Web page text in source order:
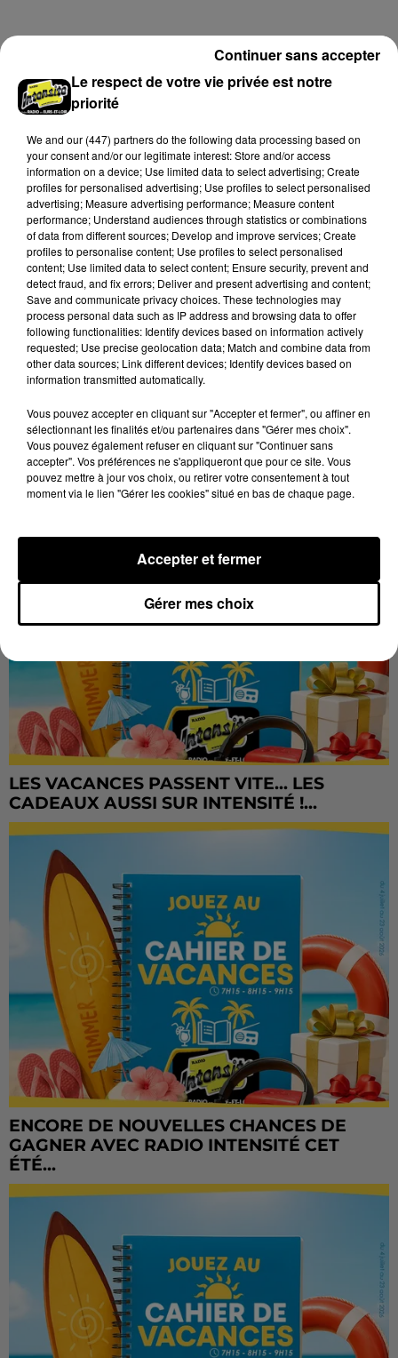
LE GRAND FORMAT Voir plus
Stars'Terre 2026 : Philippe Palmieri dévoile
les ambitions d'un...
À quelques semaines de la première édition de
Stars'Terre, organisée du 18 au 20 septembre 2026 au
LES JEUX Voir plus
LES VACANCES PASSENT VITE... LES
CADEAUX AUSSI SUR INTENSITÉ !...
ENCORE DE NOUVELLES CHANCES DE
GAGNER AVEC RADIO INTENSITÉ CET
ÉTÉ...
Le respect de votre vie privée est notre
priorité
We and our (447) partnersdo the following data processing based on
your consent and/or our legitimate interest: Store and/or access
information on a device; Use limited data to select advertising; Create
profiles for personalised advertising; Use profiles to select personalised
advertising; Measure advertising performance; Measure content
performance; Understand audiences through statistics or combinations
of data from different sources; Develop and improve services; Create
profiles to personalise content; Use profiles to select personalised
content; Use limited data to select content; Ensure security, prevent and
detect fraud, and fix errors; Deliver and present advertising and content;
Save and communicate privacy choices. These technologies may
process personal data such as IP address and browsing data to offer
following functionalities: Identify devices based on information actively
requested; Use precise geolocation data; Match and combine data from
other data sources; Link different devices; Identify devices based on
information transmitted automatically.
Vous pouvez accepter en cliquant sur "Accepter et fermer", ou affiner en
sélectionnant les finalités et/ou partenaires dans "Gérer mes choix".
Vous pouvez également refuser en cliquant sur "Continuer sans
accepter". Vos préférences ne s'appliqueront que pour ce site. Vous
pouvez mettre à jour vos choix, ou retirer votre consentement à tout
moment via le lien "Gérer les cookies" situé en bas de chaque page.
Gérer mes choix
Accepter et fermer
Continuer sans accepter